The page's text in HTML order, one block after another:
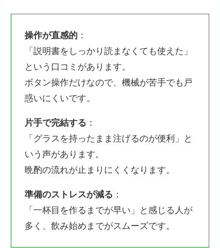
操作が直感的 ：
「説明書をしっかり読まなくても使えた」
という口コミがあります。
ボタン操作だけなので、機械が苦手でも戸
惑いにくいです。
片手で完結する ：
「グラスを持ったまま注げるのが便利」と
いう声があります。
晩酌の流れが止まりにくくなります。
準備のストレスが減る ：
「一杯目を作るまでが早い」と感じる人が
多く、飲み始めまでがスムーズです。